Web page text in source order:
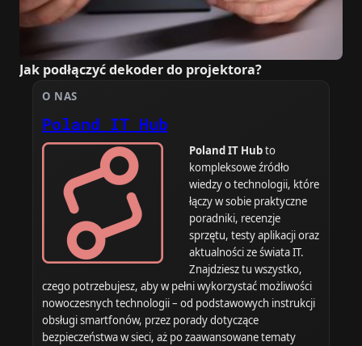
Jak podłączyć dekoder do projektora?
O NAS
Poland IT Hub
Poland IT Hubto
kompleksowe źródło
wiedzy o technologii, które
łączy w sobie praktyczne
poradniki, recenzje
sprzętu, testy aplikacji oraz
aktualności ze świata IT.
Znajdziesz tu wszystko,
czego potrzebujesz, aby w pełni wykorzystać możliwości
nowoczesnych technologii – od podstawowych instrukcji
obsługi smartfonów, przez porady dotyczące
bezpieczeństwa w sieci, aż po zaawansowane tematy